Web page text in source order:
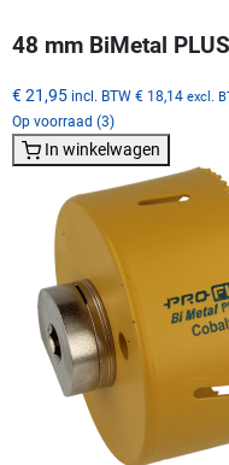
48 mm BiMetal
€ 21,95 incl. BTW € 18,14 excl.
Op voorraad (3)
In winkelwagen